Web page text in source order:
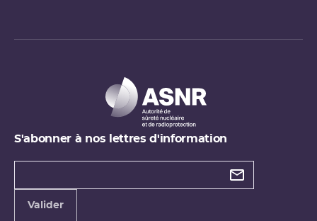
S'abonner à nos lettres d'information
Types de
Valider